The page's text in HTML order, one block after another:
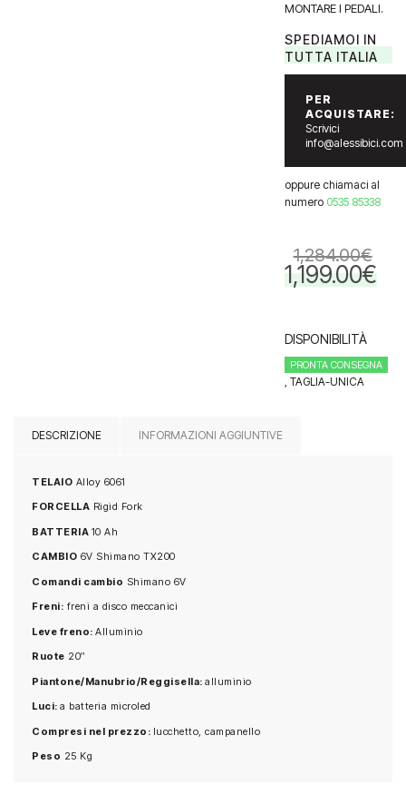
MONTARE I PEDALI.
SPEDIAMOI IN
TUTTA ITALIA
PER
ACQUISTARE:
Scrivici
info@alessibici.com
oppure chiamaci al
numero 0535 85338
1,284.00€
Il
prezzo
1,284.00€.
1,199.00€Il
DISPONIBILITÀ
PRONTA CONSEGNA
, TAGLIA-UNICA
DESCRIZIONE INFORMAZIONI AGGIUNTIVE
TELAIO Alloy 6061
FORCELLA Rigid Fork
BATTERIA 10 Ah
CAMBIO 6V Shimano TX200
Comandi cambio Shimano 6V
Freni: freni a disco meccanici
Leve freno: Alluminio
Ruote 20″
Piantone/Manubrio/Reggisella: alluminio
Luci: a batteria microled
Compresi nel prezzo: lucchetto, campanello
Peso 25 Kg